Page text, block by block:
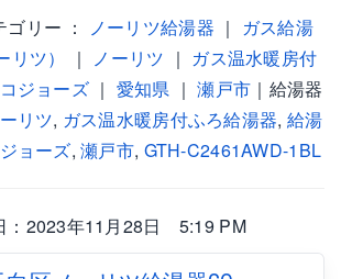
リー ：
ノーリツ給湯器 ｜ ガス給湯
ツ） ｜ ノーリツ ｜ ガス温水暖房付
ジョーズ｜ 愛知県 ｜瀬戸市 ｜給湯器
リツ, ガス温水暖房付ふろ給湯器, 給湯
ョーズ,瀬戸市, GTH-C2461AWD-1BL
：2023年11月28日 5:19 PM